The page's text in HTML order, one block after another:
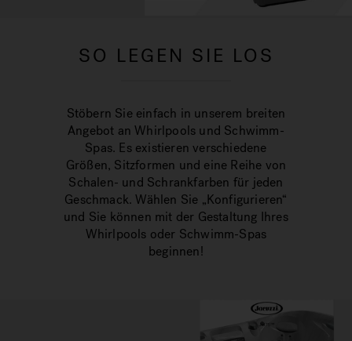
SO LEGEN SIE LOS
Stöbern Sie einfach in unserem breiten
Angebot an Whirlpools und Schwimm-
Spas. Es existieren verschiedene
Größen, Sitzformen und eine Reihe von
Schalen- und Schrankfarben für jeden
Geschmack. Wählen Sie „Konfigurieren“
und Sie können mit der Gestaltung Ihres
Whirlpools oder Schwimm-Spas
beginnen!